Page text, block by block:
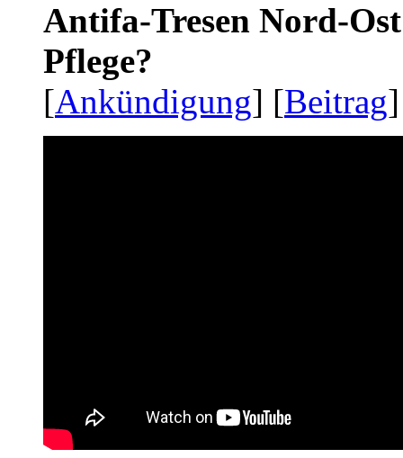
Antifa-Tresen Nord-
Pflege?
[Ankündigung] [Beitrag